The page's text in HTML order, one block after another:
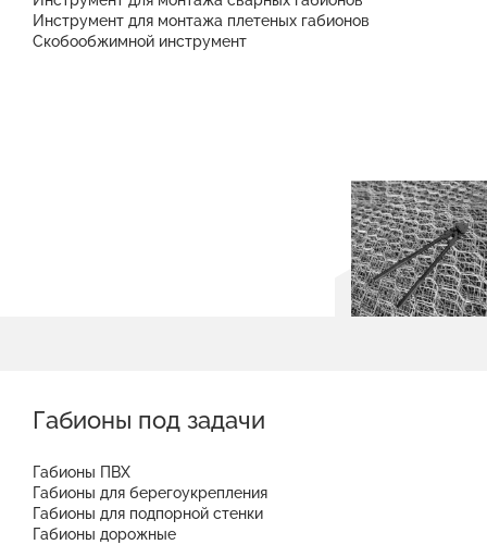
Инструмент для монтажа плетеных габионов
Скобообжимной инструмент
Габионы под задачи
Габионы ПВХ
Габионы для берегоукрепления
Габионы для подпорной стенки
Габионы дорожные